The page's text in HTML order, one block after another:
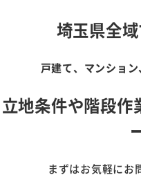
埼玉県全
戸建て、マンショ
立地条件や階段作
まずはお気軽に